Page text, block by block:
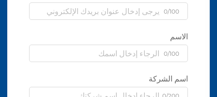
0/100
الاسم
0/100
اسم الشركة